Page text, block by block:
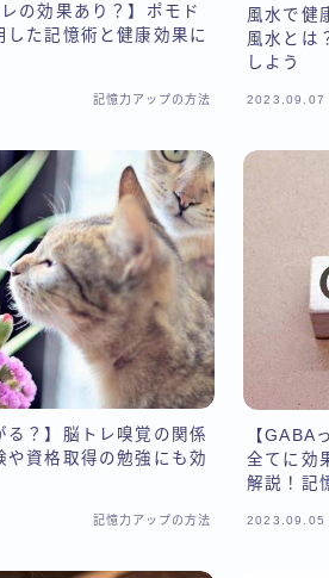
の効果あり？】ポモド
した記憶術と健康効果に
記憶力アップの方法
風水で健
風水とは
しよう
2023.09.07
る？】脳トレ嗅覚の関係
や資格取得の勉強にも効
記憶力アップの方法
【GABA
全てに効
解説！記
2023.09.05